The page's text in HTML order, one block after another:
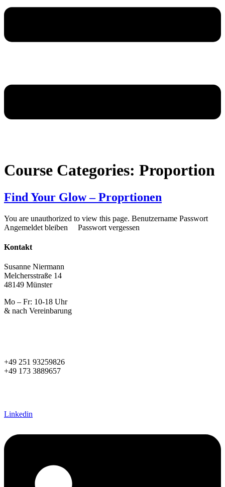
Course Categories: Proportion
Find Your Glow – Proprtionen
You are unauthorized to view this page. Benutzername Passwort
Angemeldet bleiben Passwort vergessen
Kontakt
Susanne Niermann
Melchersstraße 14
48149 Münster
Mo – Fr: 10-18 Uhr
& nach Vereinbarung
+49 251 93259826
+49 173 3889657
Linkedin